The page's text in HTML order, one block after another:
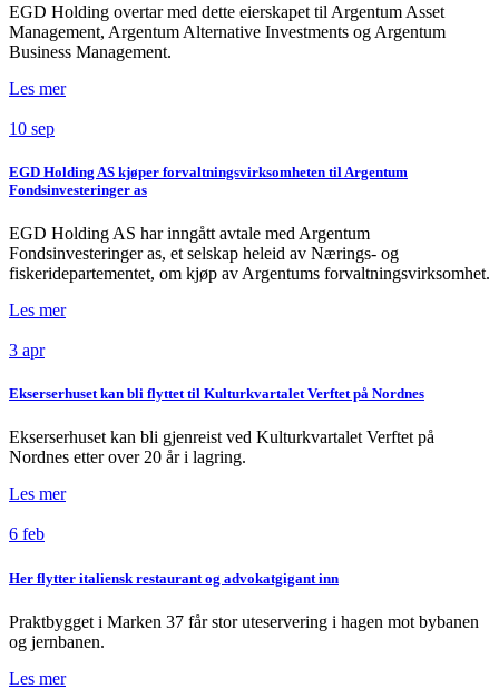
EGD Holding overtar med dette eierskapet til Argentum Asset
Management, Argentum Alternative Investments og Argentum
Business Management.
Les mer
10 sep
EGD Holding AS kjøper forvaltningsvirksomheten til Argentum
Fondsinvesteringer as
EGD Holding AS har inngått avtale med Argentum
Fondsinvesteringer as, et selskap heleid av Nærings- og
fiskeridepartementet, om kjøp av Argentums forvaltningsvirksomhet.
Les mer
3 apr
Ekserserhuset kan bli flyttet til Kulturkvartalet Verftet på Nordnes
Ekserserhuset kan bli gjenreist ved Kulturkvartalet Verftet på
Nordnes etter over 20 år i lagring.
Les mer
6 feb
Her flytter italiensk restaurant og advokatgigant inn
Praktbygget i Marken 37 får stor uteservering i hagen mot bybanen
og jernbanen.
Les mer